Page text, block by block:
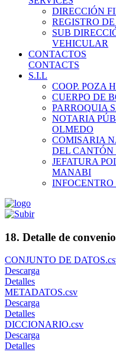
DIRECCIÓN
REGISTRO
SUB
VEHICULAR
CONTACTOS
CONTACTS
S.I.L
COOP. POZA
CUERPO DE
PARROQUIA
NOTARIA
OLMEDO
COMISARIA
DEL CANTÓN
JEFATURA
MANABI
18. Detalle de
CONJUNTO DE
Descarga
Detalles
METADATOS.csv
Descarga
Detalles
DICCIONARIO.csv
Descarga
Detalles